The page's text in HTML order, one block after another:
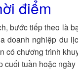
điểm
bước tiếp theo là
doanh nghiệp du
có chương trình
cuối tuần hoặc ngày